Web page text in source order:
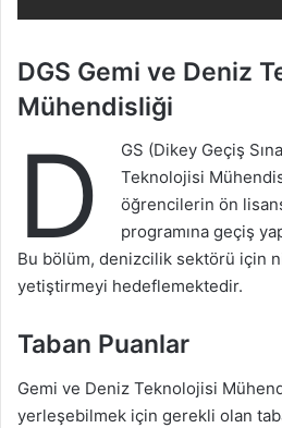
DGS Gemi ve Deniz
Mühendisliği
D
GS (Dikey Geçiş
Teknolojisi
öğrencilerin ön
programına geçiş
Bu bölüm, denizcilik sektörü için
yetiştirmeyi hedeflemektedir.
Taban Puanlar
Gemi ve Deniz Teknolojisi
yerleşebilmek için gerekli olan